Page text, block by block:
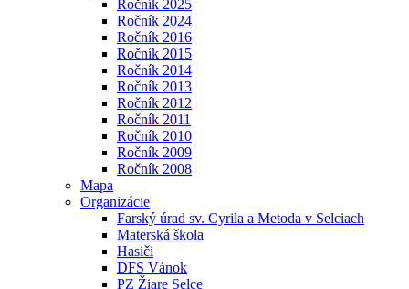
Ročník 2025
Ročník 2024
Ročník 2016
Ročník 2015
Ročník 2014
Ročník 2013
Ročník 2012
Ročník 2011
Ročník 2010
Ročník 2009
Ročník 2008
Mapa
Organizácie
Farský úrad sv. Cyrila a Metoda v Selciach
Materská škola
Hasiči
DFS Vánok
PZ Žiare Selce